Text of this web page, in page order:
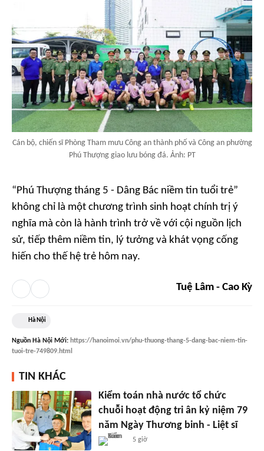
Cán bộ, chiến sĩ Phòng Tham mưu Công an thành phố và Công an phường
Phú Thượng giao lưu bóng đá. Ảnh: PT
“Phú Thượng tháng 5 - Dâng Bác niềm tin tuổi trẻ”
không chỉ là một chương trình sinh hoạt chính trị ý
nghĩa mà còn là hành trình trở về với cội nguồn lịch
sử, tiếp thêm niềm tin, lý tưởng và khát vọng cống
hiến cho thế hệ trẻ hôm nay.
Tuệ Lâm - Cao Kỳ
Hà Nội
Nguồn Hà Nội Mới: https://hanoimoi.vn/phu-thuong-thang-5-dang-bac-niem-tin-
tuoi-tre-749809.html
TIN KHÁC
Kiểm toán nhà nước tổ chức
chuỗi hoạt động tri ân kỷ niệm 79
năm Ngày Thương binh - Liệt sĩ
5 giờ